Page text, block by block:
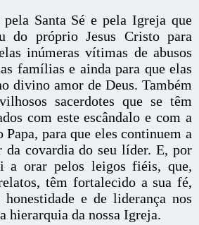
Santa Sé e pela Igreja que
do próprio Jesus Cristo para
inúmeras vítimas de abusos
famílias e ainda para que elas
divino amor de Deus. Também
sacerdotes que se têm
com este escândalo e com a
Papa, para que eles continuem a
da covardia do seu líder. E, por
a orar pelos leigos fiéis, que,
têm fortalecido a sua fé,
e de liderança nos
hierarquia da nossa Igreja.